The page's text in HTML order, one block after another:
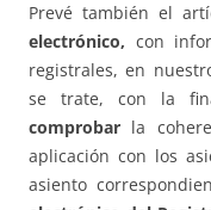
Prevé también el
electrónico, con
registrales, en
se trate, con la
comprobar la
aplicación con los
asiento